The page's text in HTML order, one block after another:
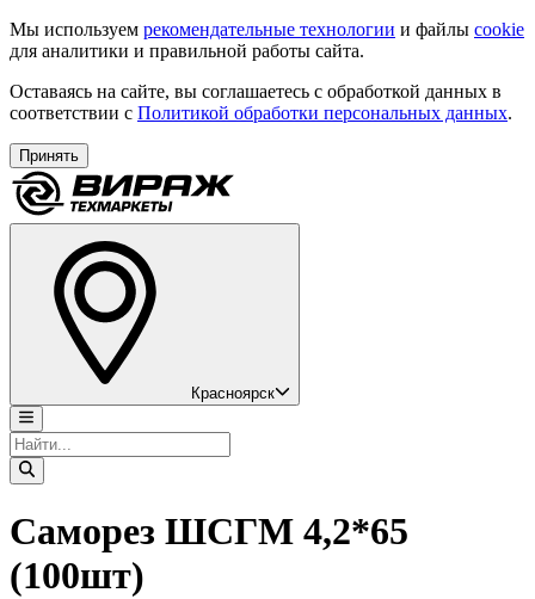
Мы используем рекомендательные технологии и файлы cookie
для аналитики и правильной работы сайта.
Оставаясь на сайте, вы соглашаетесь с обработкой данных в
соответствии с Политикой обработки персональных данных.
Принять
Красноярск
Саморез ШСГМ 4,2*65
(100шт)